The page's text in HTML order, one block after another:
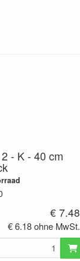
- K - 40 cm
€ 7.48
€ 6.18 ohne MwSt.